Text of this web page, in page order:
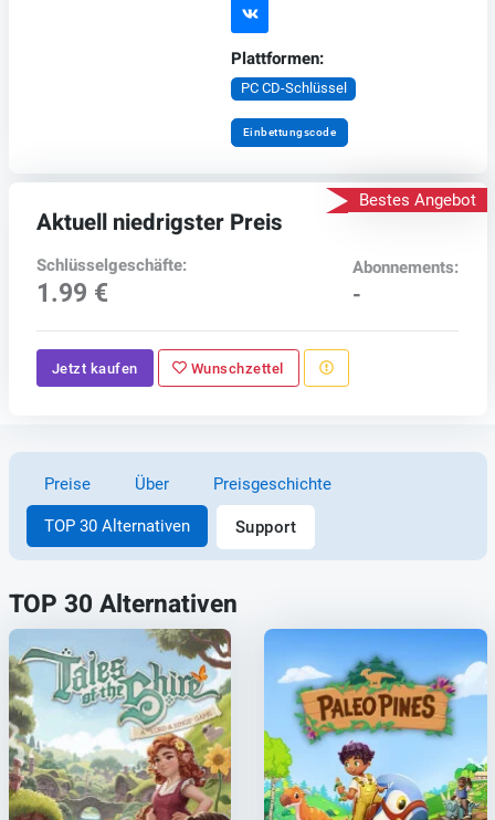
Plattformen:
PC CD-Schlüssel
Einbettungscode
Bestes Angebot
Aktuell niedrigster Preis
Schlüsselgeschäfte:
1.99 €
Abonnements:
-
Jetzt kaufen Wunschzettel
Preise Über Preisgeschichte
TOP 30 Alternativen Support
TOP 30 Alternativen